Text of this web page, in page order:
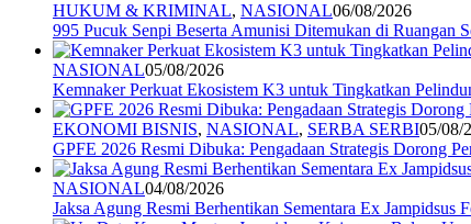
HUKUM & KRIMINAL, NASIONAL06/08/2026
995 Pucuk Senpi Beserta Amunisi Ditemukan di Ruangan
NASIONAL05/08/2026
Kemnaker Perkuat Ekosistem K3 untuk Tingkatkan
EKONOMI BISNIS, NASIONAL, SERBA SERBI05/08/
GPFE 2026 Resmi Dibuka: Pengadaan Strategis Dorong
NASIONAL04/08/2026
Jaksa Agung Resmi Berhentikan Sementara Ex Jampidsus